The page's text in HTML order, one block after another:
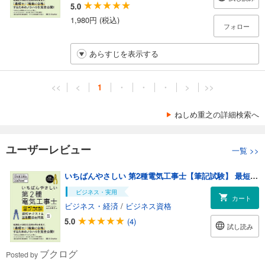
5.0
1,980円 (税込)
フォロー
あらすじを表示する
<< < 1 ・ ・ ・ > >>
ねしめ重之の詳細検索へ
ユーザーレビュー 一覧 >>
いちばんやさしい 第2種電気工事士【筆記試験】 最短テキスト＆出る順過去問集 改訂新版
ビジネス・実用
ビジネス・経済 / ビジネス資格
5.0
(4)
カート
試し読み
Posted by ブクログ